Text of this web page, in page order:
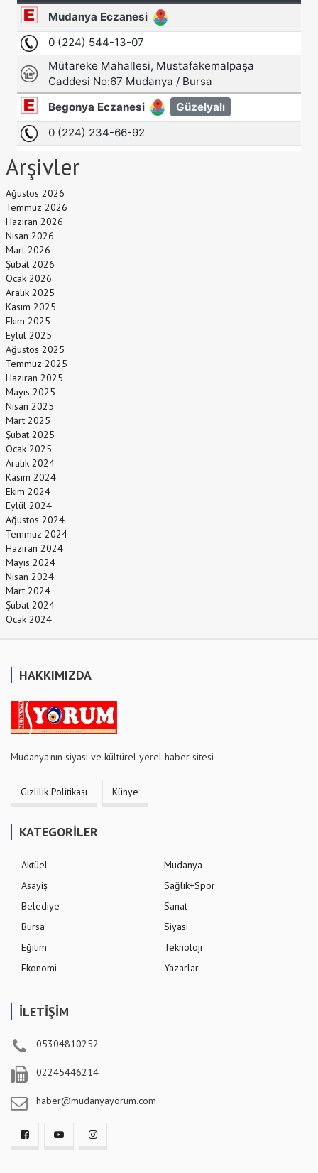
Arşivler
Ağustos 2026
Temmuz 2026
Haziran 2026
Nisan 2026
Mart 2026
Şubat 2026
Ocak 2026
Aralık 2025
Kasım 2025
Ekim 2025
Eylül 2025
Ağustos 2025
Temmuz 2025
Haziran 2025
Mayıs 2025
Nisan 2025
Mart 2025
Şubat 2025
Ocak 2025
Aralık 2024
Kasım 2024
Ekim 2024
Eylül 2024
Ağustos 2024
Temmuz 2024
Haziran 2024
Mayıs 2024
Nisan 2024
Mart 2024
Şubat 2024
Ocak 2024
HAKKIMIZDA
Mudanya'nın siyasi ve kültürel yerel haber sitesi
Gizlilik Politikası Künye
KATEGORİLER
Aktüel
Asayiş
Belediye
Bursa
Eğitim
Ekonomi
Mudanya
Sağlık+Spor
Sanat
Siyasi
Teknoloji
Yazarlar
İLETİŞİM
05304810252
02245446214
haber@mudanyayorum.com